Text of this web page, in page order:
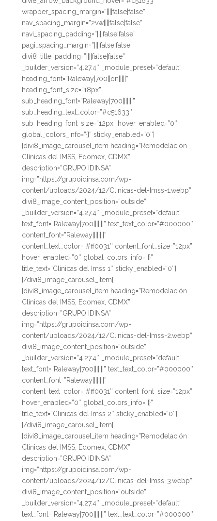
wrapper_spacing_margin=”||||false|false”
nav_spacing_margin=”2vw||||false|false”
navi_spacing_padding=”||||false|false”
pagi_spacing_margin=”||||false|false”
divi8_title_padding=”||||false|false”
_builder_version=”4.27.4″ _module_preset=”default”
heading_font=”Raleway|700||on|||||”
heading_font_size=”18px”
sub_heading_font=”Raleway|700|||||||”
sub_heading_text_color=”#c51633″
sub_heading_font_size=”12px” hover_enabled=”0″
global_colors_info=”{}” sticky_enabled=”0″]
[divi8_image_carousel_item heading=”Remodelación
Clínicas del IMSS, Edomex, CDMX”
description=”GRUPO IDINSA”
img=”https://grupoidinsa.com/wp-
content/uploads/2024/12/Clinicas-del-Imss-1.webp”
divi8_image_content_position=”outside”
_builder_version=”4.27.4″ _module_preset=”default”
text_font=”Raleway|700|||||||” text_text_color=”#000000″
content_font=”Raleway||||||||”
content_text_color=”#ff0031″ content_font_size=”12px”
hover_enabled=”0″ global_colors_info=”{}”
title_text=”Clinicas del Imss 1″ sticky_enabled=”0″]
[/divi8_image_carousel_item]
[divi8_image_carousel_item heading=”Remodelación
Clínicas del IMSS, Edomex, CDMX”
description=”GRUPO IDINSA”
img=”https://grupoidinsa.com/wp-
content/uploads/2024/12/Clinicas-del-Imss-2.webp”
divi8_image_content_position=”outside”
_builder_version=”4.27.4″ _module_preset=”default”
text_font=”Raleway|700|||||||” text_text_color=”#000000″
content_font=”Raleway||||||||”
content_text_color=”#ff0031″ content_font_size=”12px”
hover_enabled=”0″ global_colors_info=”{}”
title_text=”Clinicas del Imss 2″ sticky_enabled=”0″]
[/divi8_image_carousel_item]
[divi8_image_carousel_item heading=”Remodelación
Clínicas del IMSS, Edomex, CDMX”
description=”GRUPO IDINSA”
img=”https://grupoidinsa.com/wp-
content/uploads/2024/12/Clinicas-del-Imss-3.webp”
divi8_image_content_position=”outside”
_builder_version=”4.27.4″ _module_preset=”default”
text_font=”Raleway|700|||||||” text_text_color=”#000000″